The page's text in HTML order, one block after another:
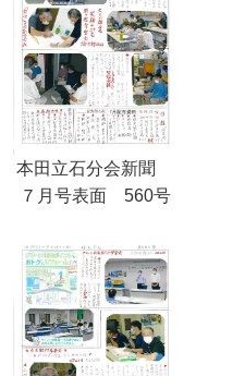
本田立石分会新聞
７月号表面 560号